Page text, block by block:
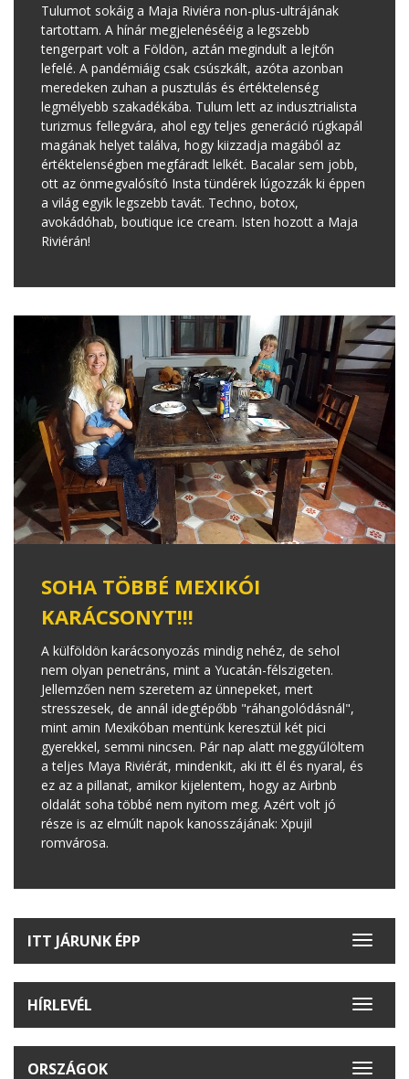
Tulumot sokáig a Maja Riviéra non-plus-ultrájának
tartottam. A hínár megjelenésééig a legszebb
tengerpart volt a Földön, aztán megindult a lejtőn
lefelé. A pandémiáig csak csúszkált, azóta azonban
meredeken zuhan a pusztulás és értéktelenség
legmélyebb szakadékába. Tulum lett az indusztrialista
turizmus fellegvára, ahol egy teljes generáció rúgkapál
magának helyet találva, hogy kiizzadja magából az
értéktelenségben megfáradt lelkét. Bacalar sem jobb,
ott az önmegvalósító Insta tündérek lúgozzák ki éppen
a világ egyik legszebb tavát. Techno, botox,
avokádóhab, boutique ice cream. Isten hozott a Maja
Riviérán!
SOHA TÖBBÉ MEXIKÓI
KARÁCSONYT!!!
A külföldön karácsonyozás mindig nehéz, de sehol
nem olyan penetráns, mint a Yucatán-félszigeten.
Jellemzően nem szeretem az ünnepeket, mert
stresszesek, de annál idegtépőbb "ráhangolódásnál",
mint amin Mexikóban mentünk keresztül két pici
gyerekkel, semmi nincsen. Pár nap alatt meggyűlöltem
a teljes Maya Riviérát, mindenkit, aki itt él és nyaral, és
ez az a pillanat, amikor kijelentem, hogy az Airbnb
oldalát soha többé nem nyitom meg. Azért volt jó
része is az elmúlt napok kanosszájának: Xpujil
romvárosa.
Toggle
ITT JÁRUNK ÉPP
Toggle
HÍRLEVÉL
Toggle
ORSZÁGOK